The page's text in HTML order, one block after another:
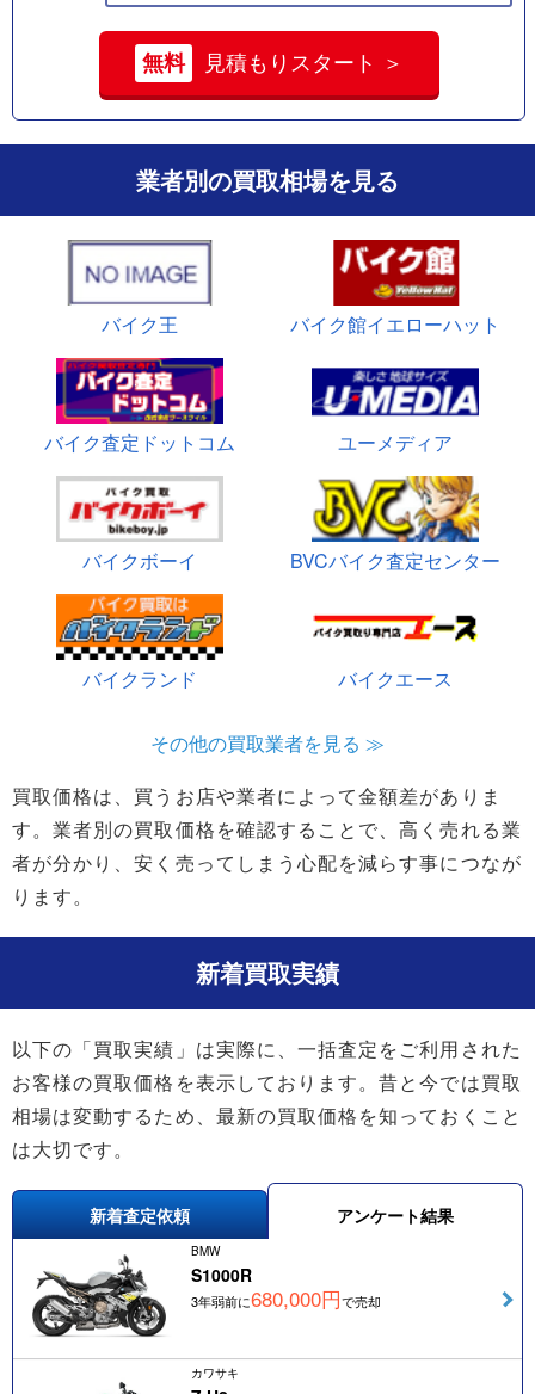
無料 見積もりスタート ＞
業者別の買取相場を見る
バイク王 バイク館イエローハット
バイク査定ドットコム ユーメディア
バイクボーイ BVCバイク査定センター
バイクランド バイクエース
その他の買取業者を見る ≫
買取価格は、買うお店や業者によって金額差がありま
す。業者別の買取価格を確認することで、高く売れる業
者が分かり、安く売ってしまう心配を減らす事につなが
ります。
新着買取実績
以下の「買取実績」は実際に、一括査定をご利用された
お客様の買取価格を表示しております。昔と今では買取
相場は変動するため、最新の買取価格を知っておくこと
は大切です。
新着査定依頼 アンケート結果
BMW
S1000R
3年弱前に680,000円で売却
カワサキ